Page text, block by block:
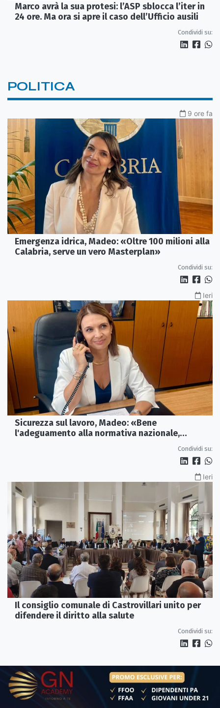
Marco avrà la sua protesi: l’ASP sblocca l’iter in
24 ore. Ma ora si apre il caso dell’Ufficio ausili
Condividi su:
POLITICA
9 ore fa
Emergenza idrica, Madeo: «Oltre 100 milioni alla
Calabria, serve un vero Masterplan»
Condividi su:
Ieri
Sicurezza sul lavoro, Madeo: «Bene
l'adeguamento alla normativa nazionale,
Condividi su:
Ieri
Il consiglio comunale di Castrovillari unito per
difendere il diritto alla salute
Condividi su: